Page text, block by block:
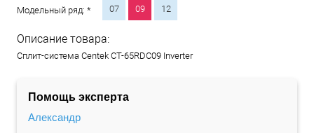
Модельный ряд: * 07 09 12
Описание товара:
Сплит-система Centek CT-65RDC09 Inverter
Помощь эксперта
Александр